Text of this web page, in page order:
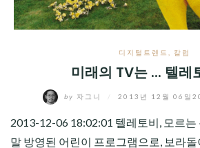
디지털트렌드 칼럼
미래의 TV는 ... 텔레
by 자그니 2013년 12월 06일
2013-12-06 18:02:01 텔레토비, 모르는
말 방영된 어린이 프로그램으로, 보라돌